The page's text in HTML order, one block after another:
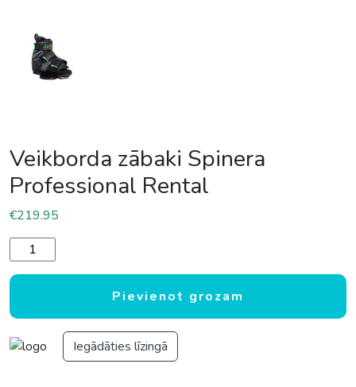
Veikborda zābaki Spinera
Professional Rental
€219.95
Veikborda zābaki Spinera Professional Rental daudzums
Pievienot grozam
Iegādāties līzingā